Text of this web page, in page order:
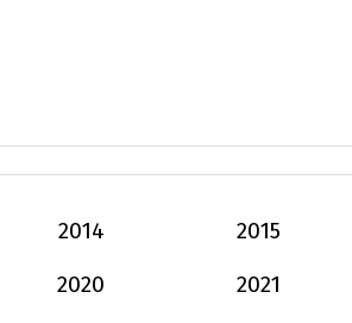
2014
2015
2020
2021